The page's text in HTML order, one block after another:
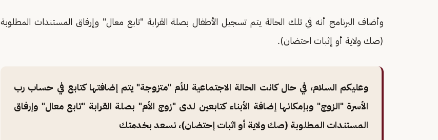
وأضاف البرنامج أنه في تلك الحالة يتم تسجيل الأطفال بصلة القرابة "تابع معال" وإرفاق المستندات المطلوبة
(صك ولاية أو إثبات احتضان).
وعليكم السلام، في حال كانت الحالة الاجتماعية للأم "متزوجة" يتم إضافتها كتابع في حساب رب
الأسرة "الزوج" وبإمكانها إضافة الأبناء كتابعين لدى "زوج الأم" بصلة القرابة "تابع معال" وإرفاق
المستندات المطلوبة (صك ولاية أو اثبات إحتضان)، نسعد بخدمتك